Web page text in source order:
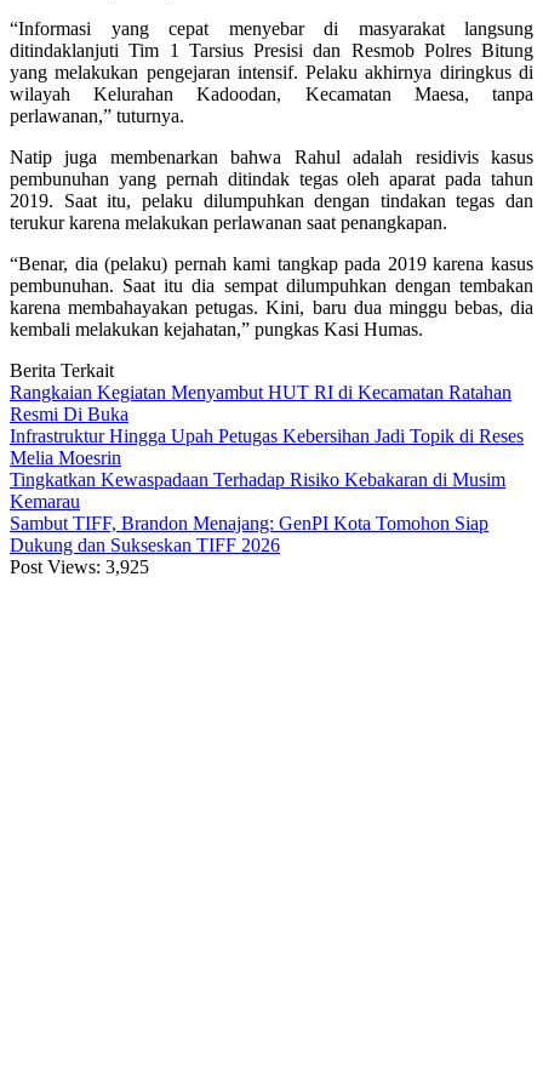
“Informasi yang cepat menyebar di masyarakat langsung
ditindaklanjuti Tim 1 Tarsius Presisi dan Resmob Polres Bitung
yang melakukan pengejaran intensif. Pelaku akhirnya diringkus di
wilayah Kelurahan Kadoodan, Kecamatan Maesa, tanpa
perlawanan,” tuturnya.
Natip juga membenarkan bahwa Rahul adalah residivis kasus
pembunuhan yang pernah ditindak tegas oleh aparat pada tahun
2019. Saat itu, pelaku dilumpuhkan dengan tindakan tegas dan
terukur karena melakukan perlawanan saat penangkapan.
“Benar, dia (pelaku) pernah kami tangkap pada 2019 karena kasus
pembunuhan. Saat itu dia sempat dilumpuhkan dengan tembakan
karena membahayakan petugas. Kini, baru dua minggu bebas, dia
kembali melakukan kejahatan,” pungkas Kasi Humas.
Berita Terkait
Rangkaian Kegiatan Menyambut HUT RI di Kecamatan Ratahan
Resmi Di Buka
Infrastruktur Hingga Upah Petugas Kebersihan Jadi Topik di Reses
Melia Moesrin
Tingkatkan Kewaspadaan Terhadap Risiko Kebakaran di Musim
Kemarau
Sambut TIFF, Brandon Menajang: ​GenPI Kota Tomohon Siap
Dukung dan Sukseskan TIFF 2026
Post Views: 3,925